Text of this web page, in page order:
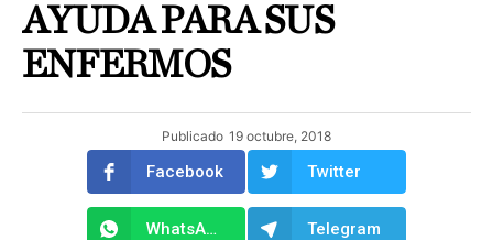
AYUDA PARA SUS
ENFERMOS
Publicado 19 octubre, 2018
Facebook Twitter
WhatsApp Telegram